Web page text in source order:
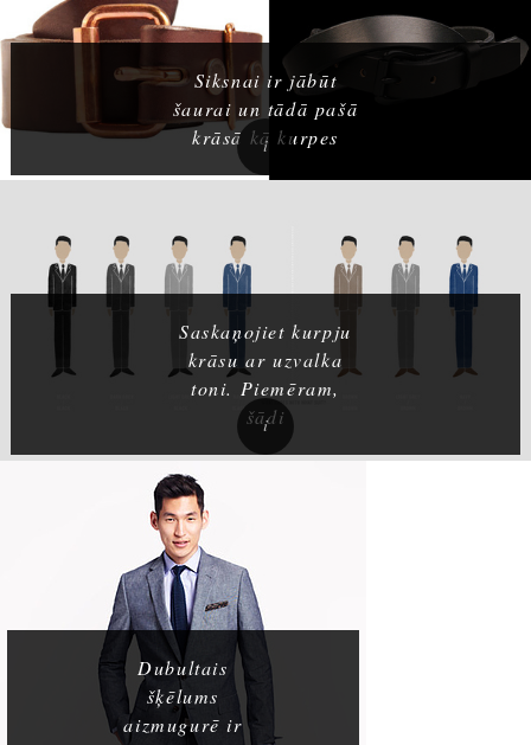
Siksnai ir jābūt
šaurai un tādā pašā
krāsā kā kurpes
Saskaņojiet kurpju
krāsu ar uzvalka
toni. Piemēram,
šādi
Dubultais
šķēlums
aizmugurē ir